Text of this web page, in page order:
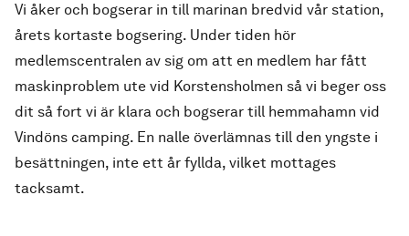
Vi åker och bogserar in till marinan bredvid vår station,
årets kortaste bogsering. Under tiden hör
medlemscentralen av sig om att en medlem har fått
maskinproblem ute vid Korstensholmen så vi beger oss
dit så fort vi är klara och bogserar till hemmahamn vid
Vindöns camping. En nalle överlämnas till den yngste i
besättningen, inte ett år fyllda, vilket mottages
tacksamt.